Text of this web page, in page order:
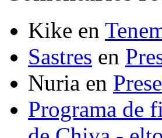
Kike en
Sastres en
Nuria en
Programa de